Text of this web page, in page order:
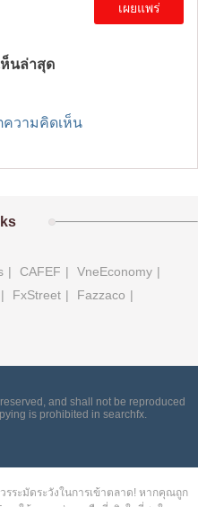
เผยแพร่
นล่าสุด
ความคิดเห็น
| CAFEF | VneEconomy |
| FxStreet | Fazzaco |
and shall not be reproduced
is prohibited in searchfx.
รระมัดระวังในการเข้าตลาด! หากคุณถูก